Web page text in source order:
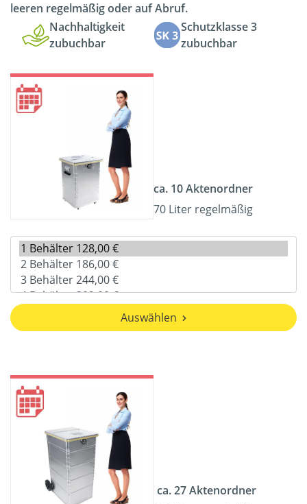
leeren regelmäßig oder auf Abruf.
Nachhaltigkeit
zubuchbar
Schutzklasse 3
zubuchbar
ca. 10 Aktenordner
70 Liter regelmäßig
Auswählen
ca. 27 Aktenordner